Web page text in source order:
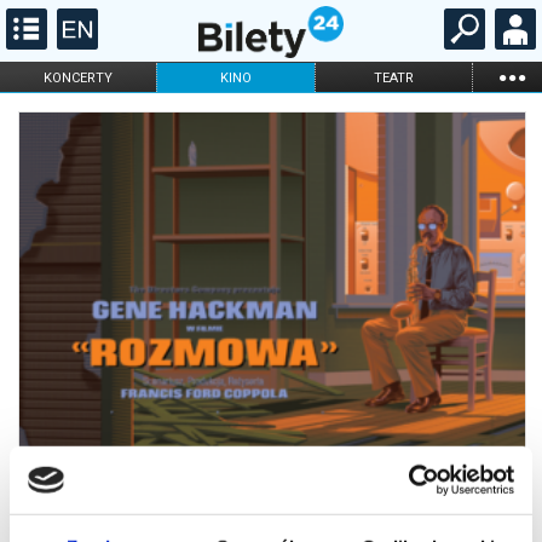
KONCERTY KINO TEATR ...
FILHARMONIA OPERA I BALET
DLA DZIECI